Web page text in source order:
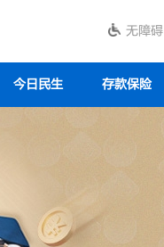
无障碍
今日民生 存款保险